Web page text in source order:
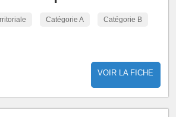
Catégorie A Catégorie B
VOIR LA FICHE